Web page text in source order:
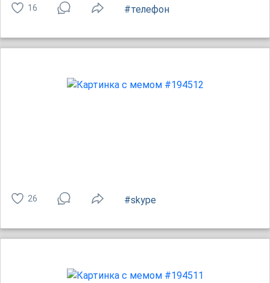
16 #телефон
26 #skype